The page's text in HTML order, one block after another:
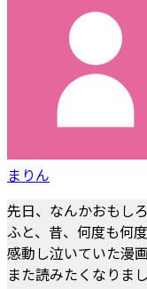
まりん
先日、なんかおもし
ふと、昔、何度も何
感動し泣いていた漫
また読みたくなりまし